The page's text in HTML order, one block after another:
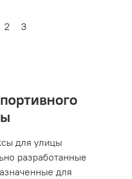
2 3
для улицы
разработанные
для